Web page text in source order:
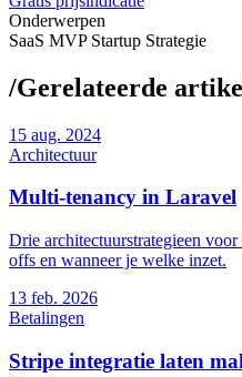
Onderwerpen
SaaS MVP Startup Strategie
/Gerelateerde
15 aug. 2024
Architectuur
Multi-tenancy in Laravel
Drie architectuurstrategieen
offs en wanneer je welke inzet.
13 feb. 2026
Betalingen
Stripe integratie laten